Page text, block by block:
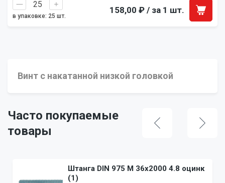
в упаковке: 25 шт.
158,00 ₽ / за 1 шт.
Винт с накатанной низкой головкой
Часто покупаемые
товары
Штанга DIN 975 M 36x2000 4.8 оцинк
(1)